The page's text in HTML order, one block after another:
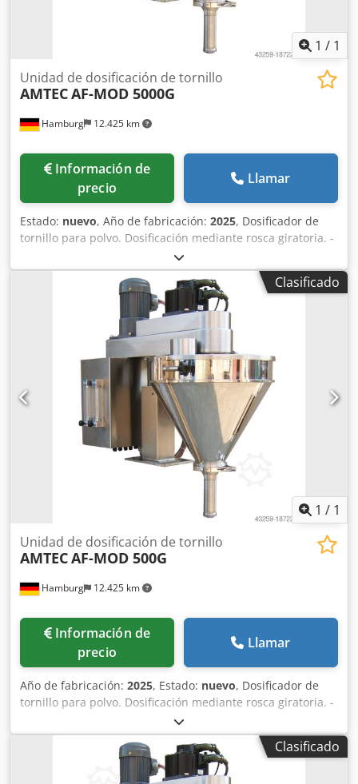
1 / 1
Hamburg 12.425 km
Unidad de dosificación de tornillo
AMTECAF-MOD 5000G
Información de
precio
Llamar
Estado: nuevo, Año de fabricación: 2025, Dosificador de
tornillo para polvo. Dosificación mediante rosca giratoria. -
Especificaciones: Rango de llenado: 10-5000g; Capacidad
de tolva de llenado: 50 litros; Tolva con apertura lateral;
Construcción en acero inoxidable 304; Fuente de
alimentación: 220~415 V; Consumo de energía: 2,25kW.
Dcodev Nnmxjpfx Adtok Tenga en cuenta que nuestros
nuevos precios suelen ser más bajos que los precios
usados habituales. Simplemente pregúntenos y díganos su
tarea de embalaje. - Normalmente hay entre 30 y 50
máquinas nuevas diferentes disponibles de inmediato en
stock. Además, tenemos plazos de entrega muy cortos de
aproximadamente 3 semanas para máquinas fabricadas
según las especificaciones del cliente. - Todas las
máquinas están disponibles con garantía total.
Clasificado
1 / 1
Hamburg 12.425 km
Unidad de dosificación de tornillo
AMTECAF-MOD 500G
Información de
precio
Llamar
Año de fabricación: 2025, Estado: nuevo, Dosificador de
tornillo para polvo. Dosificación mediante rosca giratoria. -
Especificaciones: Rango de llenado: 3-500g; Capacidad de
tolva de llenado: 30 litros; Tolva con apertura lateral;
Construcción en acero inoxidable 304; Fuente de
alimentación: 220~415 V; Consumo de energía: 1kW.
Clasificado